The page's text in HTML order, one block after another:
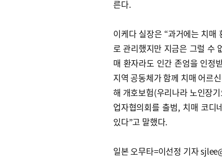
른다.
이케다 실장은 “과거에는 치매
로 관리했지만 지금은 그럴 수
매 환자라도 인간 존엄을 인정
지역 공동체가 함께 치매 어르
해 개호보험(우리나라 노인장
업자협의회를 출범, 치매 코디
있다”고 말했다.
일본 오무타=이선정 기자